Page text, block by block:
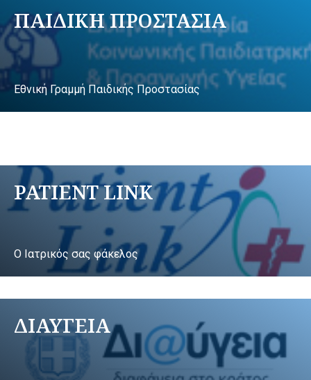
ΠΑΙΔΙΚΗ ΠΡΟΣΤΑΣΙΑ
Εθνική Γραμμή Παιδικής Προστασίας
PATIENT LINK
Ο Ιατρικός σας φάκελος
ΔΙΑΥΓΕΙΑ